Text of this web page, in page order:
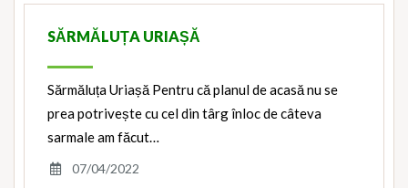
SĂRMĂLUȚA URIAȘĂ
Sărmăluța Uriașă Pentru că planul de acasă nu se
prea potrivește cu cel din târg înloc de câteva
sarmale am făcut…
07/04/2022